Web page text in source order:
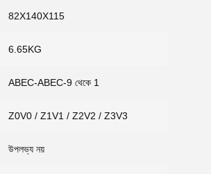
82X140X115
6.65KG
ABEC-ABEC-9 থেকে 1
Z0V0 / Z1V1 / Z2V2 / Z3V3
উপলভ্য নয়